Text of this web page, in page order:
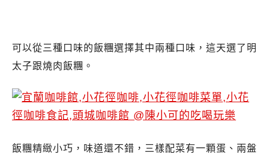
可以從三種口味的飯糰選擇其中兩種口味，這天選了明
太子跟燒肉飯糰。
飯糰精緻小巧，味道還不錯，三樣配菜有一顆蛋、兩盤